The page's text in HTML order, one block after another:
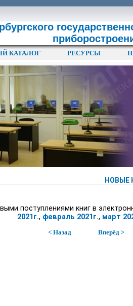
КАТАЛОГ РЕСУРСЫ
НОВЫЕ
поступлениями книг в
2021г., февраль 2021г., март
< Назад Вперёд >